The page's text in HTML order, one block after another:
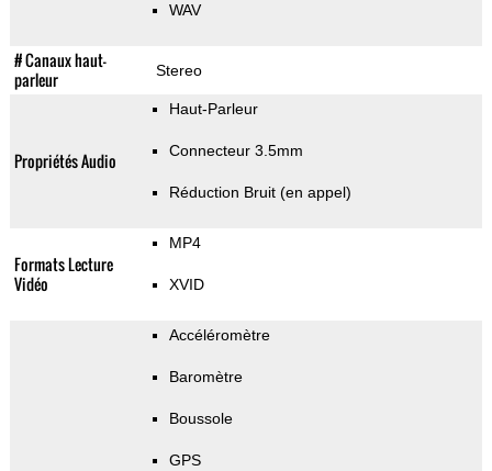
WAV
# Canaux haut-
parleur
Stereo
Propriétés Audio
Haut-Parleur
Connecteur 3.5mm
Réduction Bruit (en appel)
Formats Lecture
Vidéo
MP4
XVID
Accéléromètre
Baromètre
Boussole
GPS